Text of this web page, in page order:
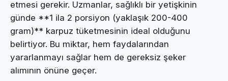
etmesi gerekir. Uzmanlar, sağlıklı bir yetişkinin
günde **1 ila 2 porsiyon (yaklaşık 200-400
gram)** karpuz tüketmesinin ideal olduğunu
belirtiyor. Bu miktar, hem faydalarından
yararlanmayı sağlar hem de gereksiz şeker
alımının önüne geçer.